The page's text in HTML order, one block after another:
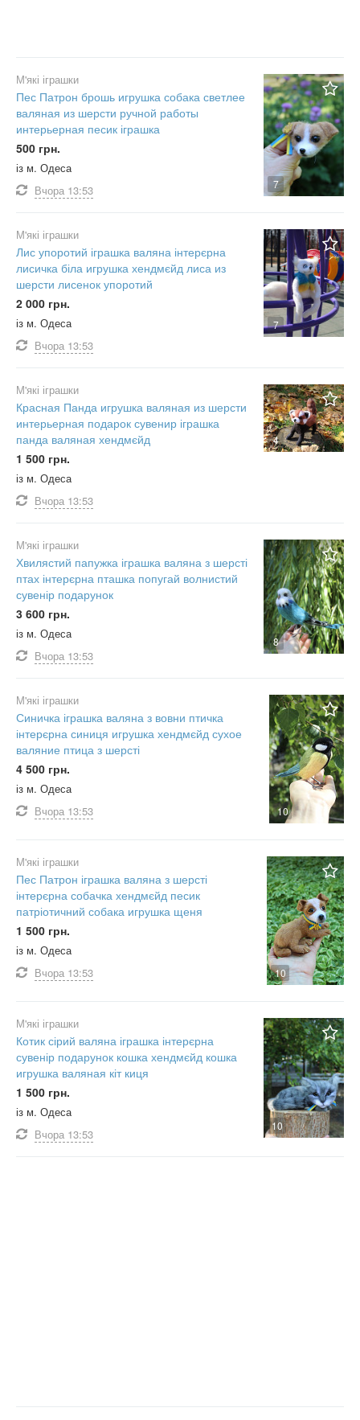
7
М'які іграшки
Пес Патрон брошь игрушка собака светлее
валяная из шерсти ручной работы
интерьерная песик іграшка
500 грн.
із м. Одеса
Вчора 13:53
7
М'які іграшки
Лис упоротий іграшка валяна інтерєрна
лисичка біла игрушка хендмєйд лиса из
шерсти лисенок упоротий
2 000 грн.
із м. Одеса
Вчора 13:53
4
М'які іграшки
Красная Панда игрушка валяная из шерсти
интерьерная подарок сувенир іграшка
панда валяная хендмєйд
1 500 грн.
із м. Одеса
Вчора 13:53
8
М'які іграшки
Хвилястий папужка іграшка валяна з шерсті
птах інтерєрна пташка попугай волнистий
сувенір подарунок
3 600 грн.
із м. Одеса
Вчора 13:53
10
М'які іграшки
Синичка іграшка валяна з вовни птичка
інтерєрна синиця игрушка хендмєйд сухое
валяние птица з шерсті
4 500 грн.
із м. Одеса
Вчора 13:53
10
М'які іграшки
Пес Патрон іграшка валяна з шерсті
інтерєрна собачка хендмєйд песик
патріотичний собака игрушка щеня
1 500 грн.
із м. Одеса
Вчора 13:53
10
М'які іграшки
Котик сірий валяна іграшка інтерєрна
сувенір подарунок кошка хендмєйд кошка
игрушка валяная кіт киця
1 500 грн.
із м. Одеса
Вчора 13:53